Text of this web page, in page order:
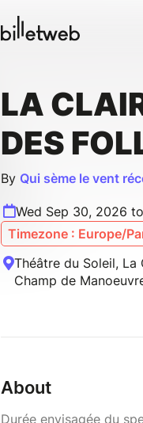
LA
DES
By Qui sème le vent
Wed Sep 30, 2026
Timezone : Europe/
Théâtre du Soleil,
Champ de
About
Durée envisagée du